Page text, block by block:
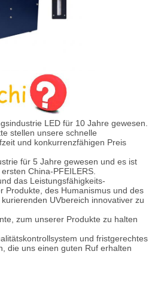
LED für 10 Jahre gewesen.
stellen unsere schnelle
und konkurrenzfähigen Preis
für 5 Jahre gewesen und es ist
China-PFEILERS.
das Leistungsfähigkeits-
Produkte, des Humanismus und des
UVbereich innovativer zu
zum unserer Produkte zu halten
und fristgerechtes
die uns einen guten Ruf erhalten